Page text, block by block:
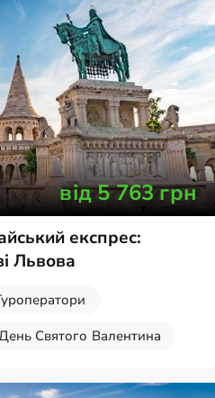
від5 763грн
експрес:
Львова
Святого Валентина